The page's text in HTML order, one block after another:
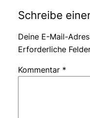
Schreibe
Deine E-Mail-
Erforderliche
Kommentar *